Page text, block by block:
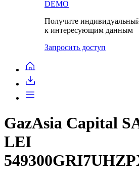
в публичном демо-доступе
GazAsia Capital